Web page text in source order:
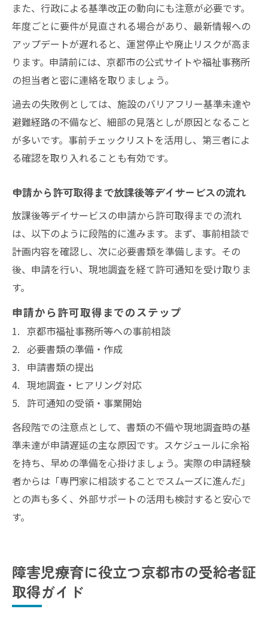
また、行政による基準改正の動向にも注意が必要です。
年度ごとに要件が見直される場合があり、最新情報への
アップデートが遅れると、運営停止や廃止リスクが高ま
ります。申請前には、京都市の公式サイトや福祉事務所
の担当者と密に連絡を取りましょう。
過去の失敗例としては、施設のバリアフリー基準未達や
避難経路の不備など、細部の見落としが原因となること
が多いです。事前チェックリストを活用し、第三者によ
る確認を取り入れることも有効です。
申請から許可取得まで放課後等デイサービスの流れ
放課後等デイサービスの申請から許可取得までの流れ
は、以下のように段階的に進みます。まず、事前相談で
計画内容を確認し、次に必要書類を準備します。その
後、申請を行い、現地調査を経て許可通知を受け取りま
す。
申請から許可取得までのステップ
京都市福祉事務所等への事前相談
必要書類の準備・作成
申請書類の提出
現地調査・ヒアリング対応
許可通知の受領・事業開始
各段階での注意点として、書類の不備や現地調査時の基
準未達が申請遅延の主な原因です。スケジュールに余裕
を持ち、早めの準備を心掛けましょう。実際の申請経験
者からは「専門家に相談することでスムーズに進んだ」
との声も多く、外部サポートの活用も検討すると安心で
す。
障害児療育に役立つ京都市の受給者証
取得ガイド